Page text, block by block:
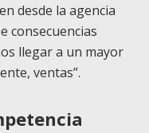
desde la agencia
consecuencias
llegar a un mayor
ventas”.